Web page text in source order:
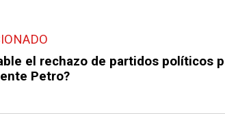
el rechazo de partidos políticos
Petro?